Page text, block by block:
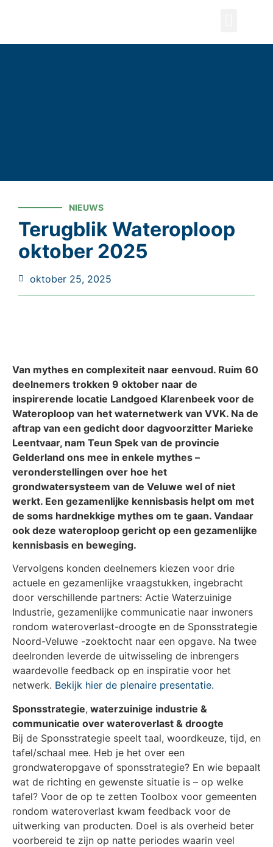
NIEUWS
Terugblik Wateroploop
oktober 2025
oktober 25, 2025
Van mythes en complexiteit naar eenvoud. Ruim 60
deelnemers trokken 9 oktober naar de
inspirerende locatie Landgoed Klarenbeek voor de
Wateroploop van het waternetwerk van VVK. Na de
aftrap van een gedicht door dagvoorzitter Marieke
Leentvaar, nam Teun Spek van de provincie
Gelderland ons mee in enkele mythes –
veronderstellingen over hoe het
grondwatersysteem van de Veluwe wel of niet
werkt. Een gezamenlijke kennisbasis helpt om met
de soms hardnekkige mythes om te gaan. Vandaar
ook deze wateroploop gericht op een gezamenlijke
kennisbasis en beweging.
Vervolgens konden deelnemers kiezen voor drie
actuele en gezamenlijke vraagstukken, ingebracht
door verschillende partners: Actie Waterzuinige
Industrie, gezamenlijke communicatie naar inwoners
rondom wateroverlast-droogte en de Sponsstrategie
Noord-Veluwe -zoektocht naar een opgave. Na twee
deelronden leverde de uitwisseling de inbrengers
waardevolle feedback op en inspiratie voor het
netwerk. Bekijk hier de plenaire presentatie.
Sponsstrategie, waterzuinige industrie &
communicatie over wateroverlast & droogte
Bij de Sponsstrategie speelt taal, woordkeuze, tijd, en
tafel/schaal mee. Heb je het over een
grondwateropgave of sponsstrategie? En wie bepaalt
wat de richting en gewenste situatie is – op welke
tafel? Voor de op te zetten Toolbox voor gemeenten
rondom wateroverlast kwam feedback voor de
uitwerking van producten. Doel is als overheid beter
voorbereid te zijn op natte periodes waarin veel